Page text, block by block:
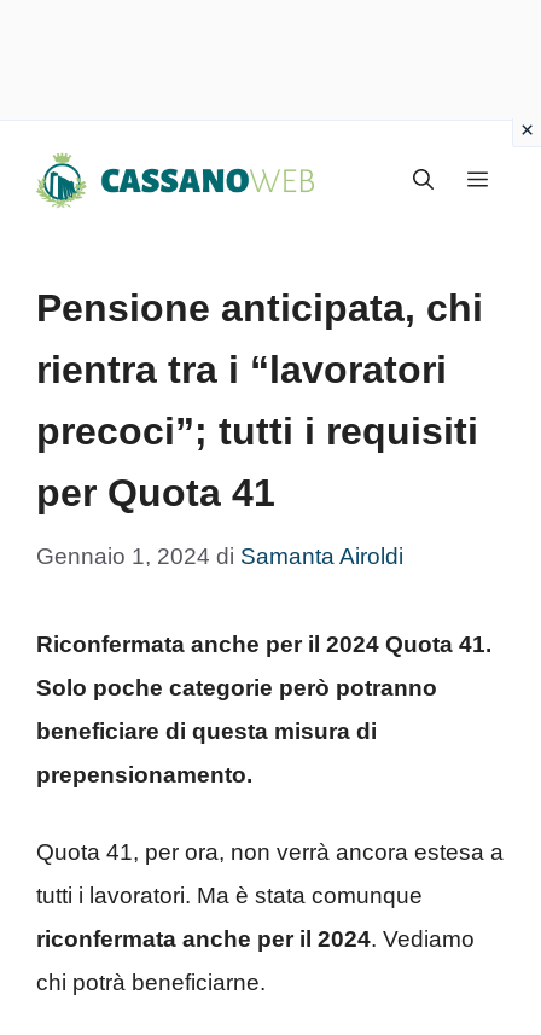
Menu
Pensione anticipata, chi
rientra tra i “lavoratori
precoci”; tutti i requisiti
per Quota 41
Gennaio 1, 2024 di Samanta Airoldi
Riconfermata anche per il 2024 Quota 41.
Solo poche categorie però potranno
beneficiare di questa misura di
prepensionamento.
Quota 41, per ora, non verrà ancora estesa a
tutti i lavoratori. Ma è stata comunque
riconfermata anche per il 2024. Vediamo
chi potrà beneficiarne.